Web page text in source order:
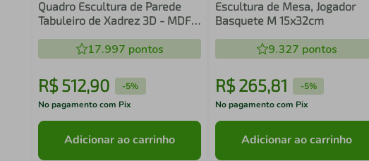
Quadro Escultura de Parede
Tabuleiro de Xadrez 3D - MDF
17.997 pontos
R$ 512,90 -5%
No pagamento com Pix
Adicionar ao carrinho
Escultura de Mesa, Jogador
Basquete M 15x32cm
9.327 pontos
R$ 265,81 -5%
No pagamento com Pix
Adicionar ao carrinho